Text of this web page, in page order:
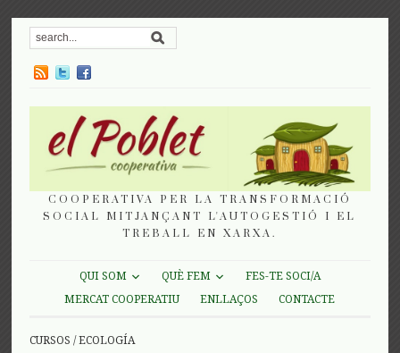
COOPERATIVA PER LA TRANSFORMACIÓ
SOCIAL MITJANÇANT L'AUTOGESTIÓ I EL
TREBALL EN XARXA.
QUI SOM QUÈ FEM
FES-TE SOCI/A
MERCAT COOPERATIU
ENLLAÇOS CONTACTE
CURSOS /ECOLOGÍA